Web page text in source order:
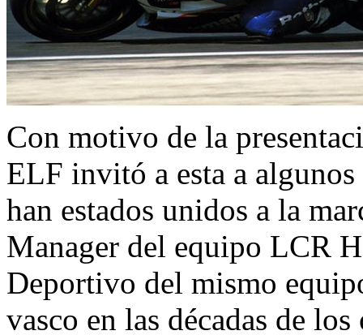
Con motivo de la
ELF invitó a esta a
han estados unidos a la
Manager del equipo LCR
Deportivo del mismo
vasco en las décadas de